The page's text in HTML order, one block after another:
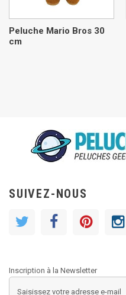
Peluche Mario Bros 30
cm
SUIVEZ-NOUS
Inscription à la Newsletter